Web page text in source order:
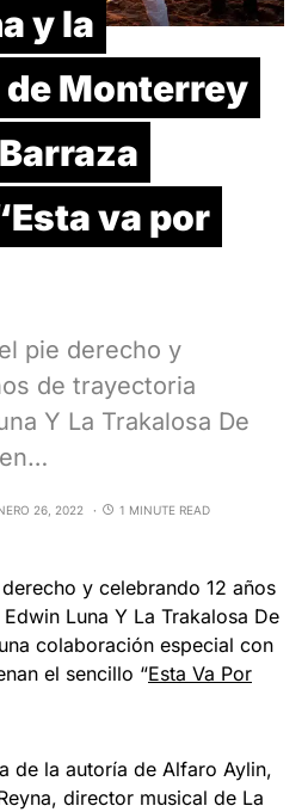
y la
Monterrey
va por
pie derecho y
de trayectoria
Y La Trakalosa De
26, 2022 1 MINUTE READ
y celebrando 12 años
Luna Y La Trakalosa De
colaboración especial con
el sencillo “Esta Va Por
de la autoría de Alfaro Aylin,
director musical de La